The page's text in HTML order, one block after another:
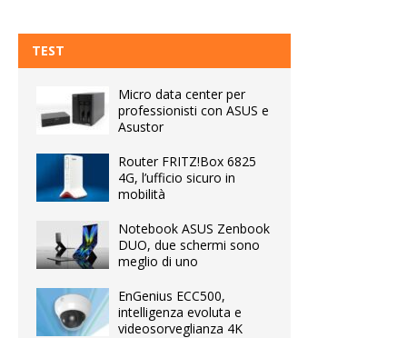
TEST
Micro data center per
professionisti con ASUS e
Asustor
Router FRITZ!Box 6825
4G, l’ufficio sicuro in
mobilità
Notebook ASUS Zenbook
DUO, due schermi sono
meglio di uno
EnGenius ECC500,
intelligenza evoluta e
videosorveglianza 4K